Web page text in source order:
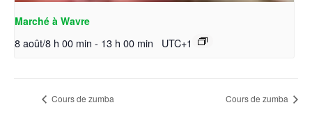
Marché à Wavre
8 août/8 h 00 min - 13 h 00 min UTC+1
Cours de zumba Cours de zumba